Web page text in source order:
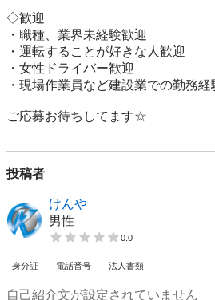
◇歓迎
・職種、業界未経験歓迎
・運転することが好きな人歓迎
・女性ドライバー歓迎
・現場作業員など建設業での勤務経
ご応募お待ちしてます☆
投稿者
けんや
男性
0.0
身分証 電話番号 法人書類
自己紹介文が設定されていません